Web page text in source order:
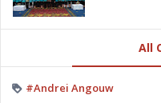
All
#Andrei Angouw